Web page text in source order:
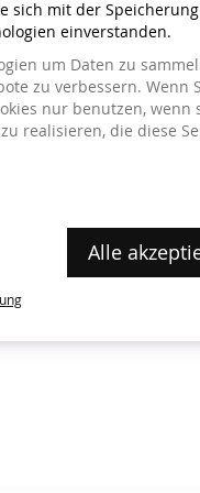
sich mit der
einverstanden.
um Daten zu
zu verbessern. Wenn
nur benutzen, wenn
realisieren, die diese
Alle